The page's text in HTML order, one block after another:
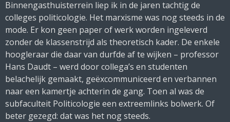
Binnengasthuisterrein liep ik in de jaren tachtig de
colleges politicologie. Het marxisme was nog steeds in de
mode. Er kon geen paper of werk worden ingeleverd
zonder de klassenstrijd als theoretisch kader. De enkele
hoogleraar die daar van durfde af te wijken – professor
Hans Daudt – werd door collega’s en studenten
belachelijk gemaakt, geëxcommuniceerd en verbannen
naar een kamertje achterin de gang. Toen al was de
subfaculteit Politicologie een extreemlinks bolwerk. Of
beter gezegd: dat was het nog steeds.